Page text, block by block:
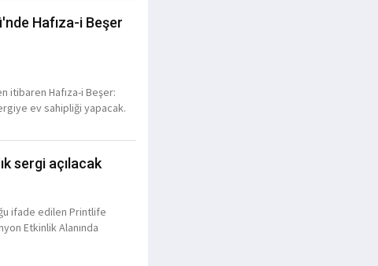
Hafıza-i Beşer
itibaren Hafıza-i Beşer:
ev sahipliği yapacak.
sergi açılacak
ifade edilen Printlife
Etkinlik Alanında